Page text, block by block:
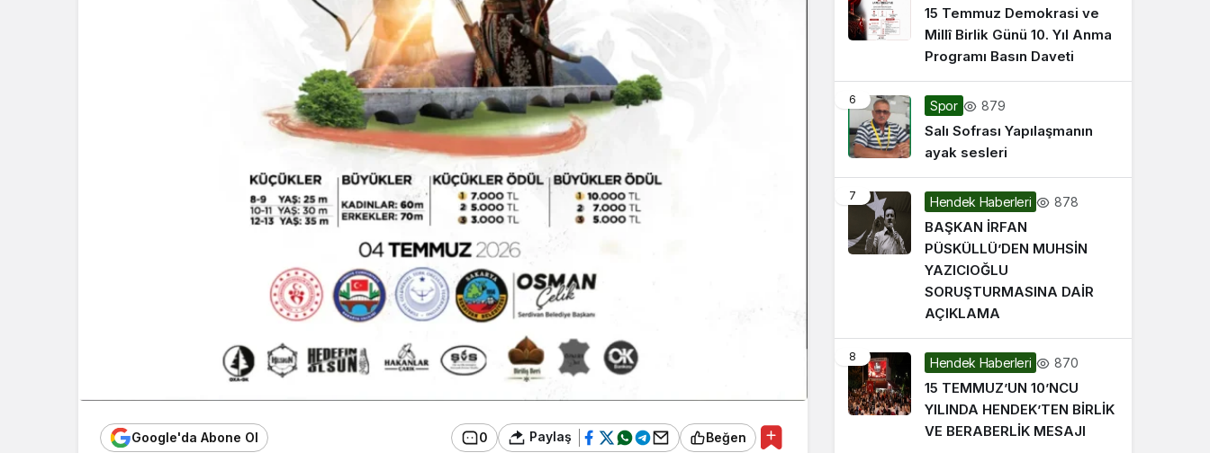
Google'da Abone Ol 0 Paylaş Beğen
15 Temmuz Demokrasi ve
Millî Birlik Günü 10. Yıl Anma
Programı Basın Daveti
6 Spor 879
Salı Sofrası Yapılaşmanın
ayak sesleri
7 Hendek Haberleri 878
BAŞKAN İRFAN
PÜSKÜLLÜ’DEN MUHSİN
YAZICIOĞLU
SORUŞTURMASINA DAİR
AÇIKLAMA
8 Hendek Haberleri 870
15 TEMMUZ’UN 10’NCU
YILINDA HENDEK’TEN BİRLİK
VE BERABERLİK MESAJI